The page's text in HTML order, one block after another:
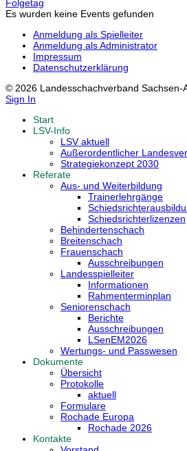
Folgetag
Es wurden keine Events gefunden
Anmeldung als Spielleiter
Anmeldung als Administrator
Impressum
Datenschutzerklärung
© 2026 Landesschachverband Sachsen-
Sign In
Start
LSV-Info
LSV aktuell
Außerordentlicher
Strategiekonzept 2030
Referate
Aus- und Weiterbildung
Trainerlehrgänge
Schiedsrichterlizenzen
Behindertenschach
Breitenschach
Frauenschach
Ausschreibungen
Landesspielleiter
Informationen
Rahmenterminplan
Seniorenschach
Berichte
Ausschreibungen
LSenEM2026
Wertungs- und Passwesen
Dokumente
Übersicht
Protokolle
aktuell
Formulare
Rochade Europa
Rochade 2026
Kontakte